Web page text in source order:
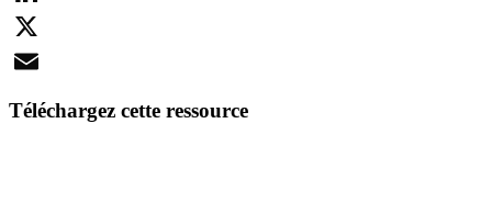
LinkedIn
X
Téléchargez cette ressource